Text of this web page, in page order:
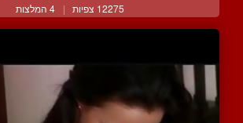
12275 צפיות | 4 המלצות